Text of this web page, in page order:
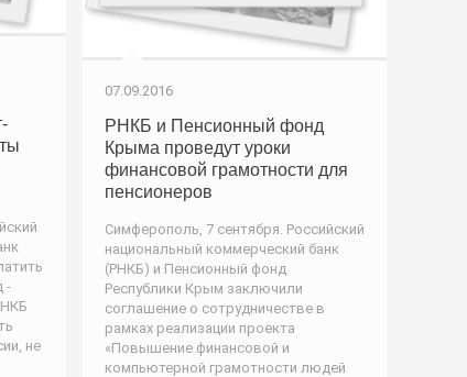
-
не
07.09.2016
РНКБ и Пенсионный фонд
Крыма проведут уроки
финансовой грамотности для
пенсионеров
Симферополь, 7 сентября. Российский
национальный коммерческий банк
(РНКБ) и Пенсионный фонд
Республики Крым заключили
соглашение о сотрудничестве в
рамках реализации проекта
«Повышение финансовой и
компьютерной грамотности людей